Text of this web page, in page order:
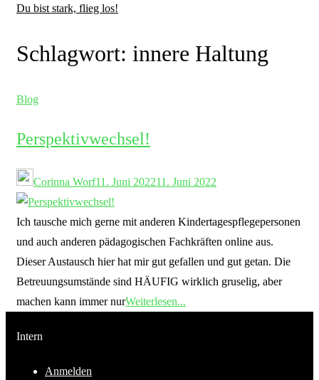
Du bist stark, flieg los!
Schlagwort: innere Haltung
Blog
Perspektivwechsel!
Corinna Worf11. Juni 202211. Juni 2022
Ich tausche mich gerne mit anderen Kindertagespflegepersonen
und auch anderen pädagogischen Fachkräften online aus.
Dieser Austausch hier hat mir gut gefallen und gut getan. Die
Betreuungsumstände sind HÄUFIG wirklich gruselig, aber
machen kann immer nurWeiterlesen...
Intern
Anmelden